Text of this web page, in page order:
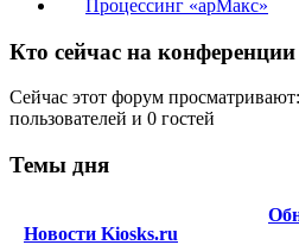
Процессинг «арМакс»
Кто сейчас на конференции
Сейчас этот форум
пользователей и 0 гостей
Темы дня
Новости Kiosks.ru